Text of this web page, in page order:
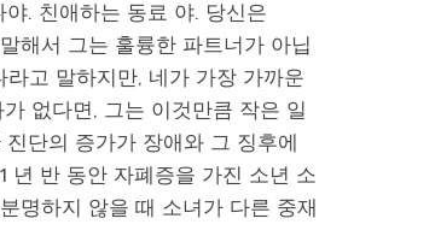
. 친애하는 동료 야. 당신은
해서 그는 훌륭한 파트너가 아닙
고 말하지만, 네가 가장 가까운
없다면, 그는 이것만큼 작은 일
단의 증가가 장애와 그 징후에
년 반 동안 자폐증을 가진 소년 소
명하지 않을 때 소녀가 다른 중재